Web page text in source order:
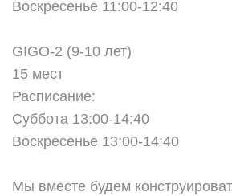
Воскресенье 11:00-12:40
GIGO-2 (9-10 лет)
15 мест
Расписание:
Суббота 13:00-14:40
Воскресенье 13:00-14:40
Мы вместе будем